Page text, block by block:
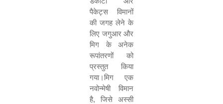
पैकेट्स विमानों
की जगह लेने के
लिए जगुआर और
मिग के अनेक
रूपांतरणों को
प्रस्‍तुत किया
गया।मिग एक
नवोन्‍मेषी विमान
है, जिसे अस्सी